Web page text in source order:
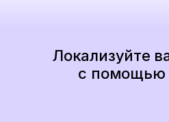
Локализуйте
с помощью